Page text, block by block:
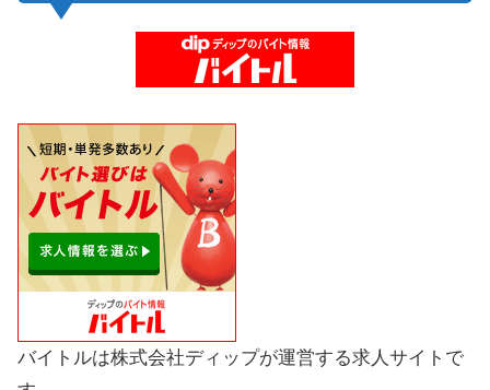
バイトルは株式会社ディップが運営する求人サイトで